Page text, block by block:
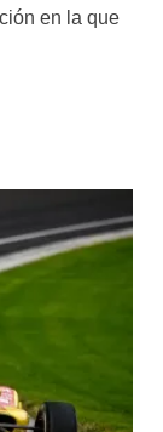
en la que